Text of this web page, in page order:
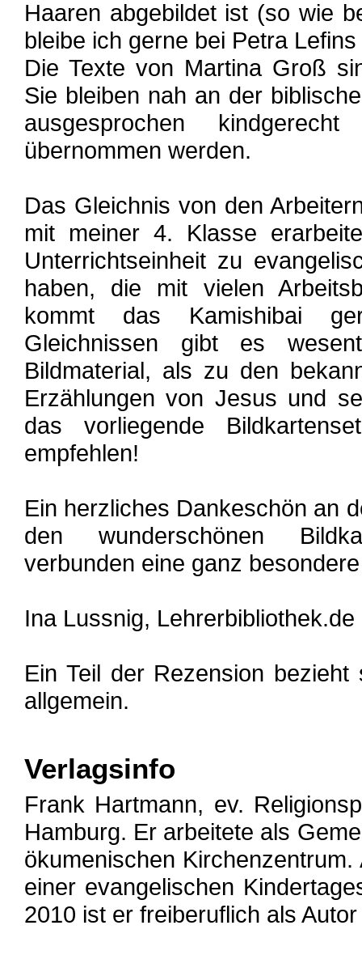
Haaren abgebildet ist (so wie
bleibe ich gerne bei Petra
Die Texte von Martina Groß
Sie bleiben nah an der
ausgesprochen
übernommen werden.
Das Gleichnis von den
mit meiner 4. Klasse
Unterrichtseinheit zu
haben, die mit vielen
kommt das Kamishibai
Gleichnissen gibt es
Bildmaterial, als zu den
Erzählungen von Jesus und
das vorliegende
empfehlen!
Ein herzliches Dankeschön an
den wunderschönen
verbunden eine ganz
Ina Lussnig, Lehrerbibliothek.de
Ein Teil der Rezension
allgemein.
Verlagsinfo
Frank Hartmann, ev.
Hamburg. Er arbeitete als
ökumenischen
einer evangelischen
2010 ist er freiberuflich als